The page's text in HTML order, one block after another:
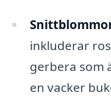
inkluderar
gerbera som
en vacker